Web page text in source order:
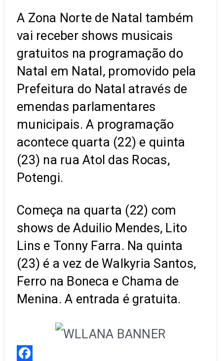
A Zona Norte de Natal também
vai receber shows musicais
gratuitos na programação do
Natal em Natal, promovido pela
Prefeitura do Natal através de
emendas parlamentares
municipais. A programação
acontece quarta (22) e quinta
(23) na rua Atol das Rocas,
Potengi.
Começa na quarta (22) com
shows de Aduilio Mendes, Lito
Lins e Tonny Farra. Na quinta
(23) é a vez de Walkyria Santos,
Ferro na Boneca e Chama de
Menina. A entrada é gratuita.